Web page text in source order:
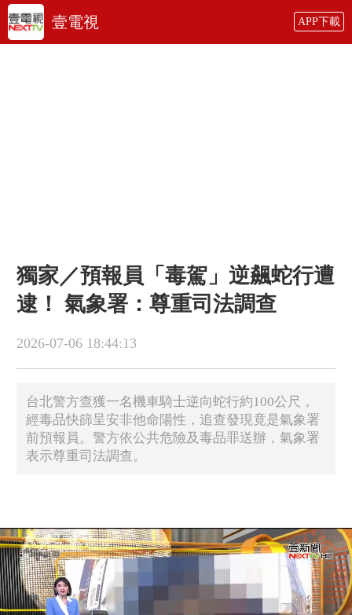
壹電視 APP下載
獨家／預報員「毒駕」逆飆蛇行遭
逮！ 氣象署：尊重司法調查
2026-07-06 18:44:13
台北警方查獲一名機車騎士逆向蛇行約100公尺，
經毒品快篩呈安非他命陽性，追查發現竟是氣象署
前預報員。警方依公共危險及毒品罪送辦，氣象署
表示尊重司法調查。